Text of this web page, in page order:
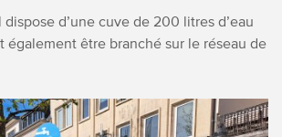
d’une cuve de 200 litres d’eau
également être branché sur le réseau de